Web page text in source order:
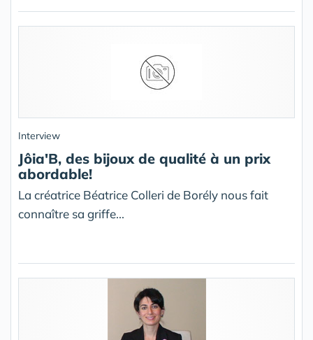
Interview
Jôia'B, des bijoux de qualité à un prix
abordable!
La créatrice Béatrice Colleri de Borély nous fait
connaître sa griffe...